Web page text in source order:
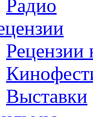
Радио
Рецензии
Выставки